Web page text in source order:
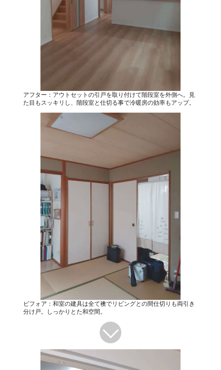
アフター：アウトセットの引戸を取り付けて階段室を外側へ。見
た目もスッキリし、階段室と仕切る事で冷暖房の効率もアップ。
ビフォア：和室の建具は全て襖でリビングとの間仕切りも両引き
分け戸。しっかりとた和空間。